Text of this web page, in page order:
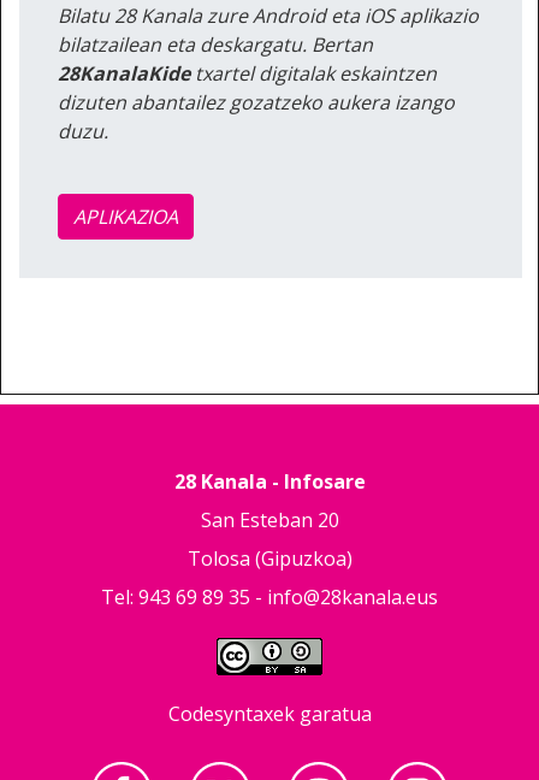
Bilatu 28 Kanala zure Android eta iOS aplikazio
bilatzailean eta deskargatu. Bertan
28KanalaKidetxartel digitalak eskaintzen
dizuten abantailez gozatzeko aukera izango
duzu.
APLIKAZIOA
28 Kanala - Infosare
San Esteban 20
Tolosa (Gipuzkoa)
Tel: 943 69 89 35 - info@28kanala.eus
Codesyntaxek garatua